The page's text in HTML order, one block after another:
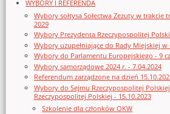
WYBORY I REFERENDA
Wybory sołtysa Sołectwa Zezuty w trakcie
2029
Wybory Prezydenta Rzeczypospolitej
Wybory uzupełniające do Rady Miejskiej w
Wybory do Parlamentu Europejskiego - 9
Wybory samorządowe 2024 r. - 7.04.2024
Referendum zarządzone na dzień
Wybory do Sejmu Rzeczypospolitej
Rzeczypospolitej Polskiej - 15.10.2023
Szkolenie dla członków OKW